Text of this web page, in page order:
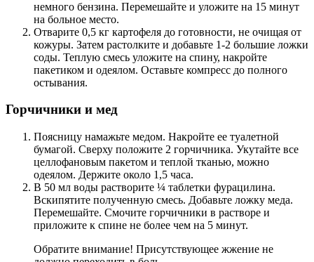
немного бензина. Перемешайте и уложите на 15 минут
на больное место.
Отварите 0,5 кг картофеля до готовности, не очищая от
кожуры. Затем растолките и добавьте 1-2 большие ложки
соды. Теплую смесь уложите на спину, накройте
пакетиком и одеялом. Оставьте компресс до полного
остывания.
Горчичники и мед
Поясницу намажьте медом. Накройте ее туалетной
бумагой. Сверху положите 2 горчичника. Укутайте все
целлофановым пакетом и теплой тканью, можно
одеялом. Держите около 1,5 часа.
В 50 мл воды растворите ¼ таблетки фурацилина.
Вскипятите полученную смесь. Добавьте ложку меда.
Перемешайте. Смочите горчичники в растворе и
приложите к спине не более чем на 5 минут.
Обратите внимание! Присутствующее жжение не